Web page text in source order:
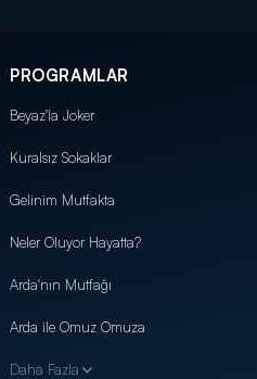
PROGRAMLAR
Beyaz'la Joker
Kuralsız Sokaklar
Gelinim Mutfakta
Neler Oluyor Hayatta?
Arda'nın Mutfağı
Arda ile Omuz Omuza
Daha Fazla